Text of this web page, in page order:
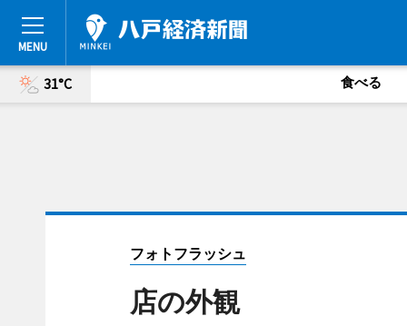
31°C 食べる
フォトフラッシュ
店の外観